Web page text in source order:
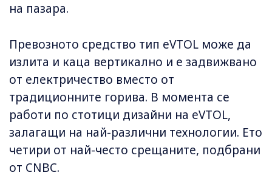
на пазара.
Превозното средство тип eVTOL може да
излита и каца вертикално и е задвижвано
от електричество вместо от
традиционните горива. В момента се
работи по стотици дизайни на eVTOL,
залагащи на най-различни технологии. Ето
четири от най-често срещаните, подбрани
от CNBC.